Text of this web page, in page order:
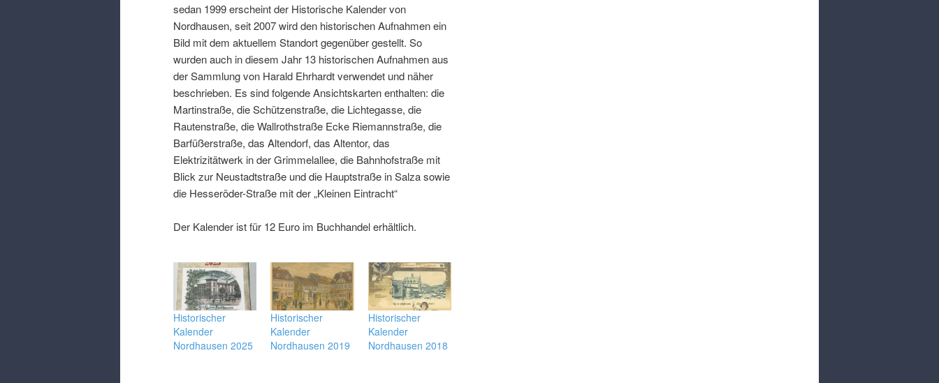
sedan 1999erscheint der Historische Kalender von
Nordhausen, seit2007wird den historischen Aufnahmen ein
Bild mit dem aktuellem Standort gegenüber gestellt. So
wurden auch in diesem Jahr 13 historischen Aufnahmen aus
der Sammlung von Harald Ehrhardt verwendet und näher
beschrieben. Es sind folgende Ansichtskarten enthalten: die
Martinstraße, die Schützenstraße, die Lichtegasse, die
Rautenstraße, die Wallrothstraße Ecke Riemannstraße, die
Barfüßerstraße, das Altendorf, das Altentor, das
Elektrizitätwerk in der Grimmelallee, die Bahnhofstraße mit
Blick zur Neustadtstraße und die Hauptstraße in Salza sowie
die Hesseröder-Straße mit der„Kleinen Eintracht“
Der Kalender ist für 12 Euro im Buchhandel erhältlich.
Historischer
Kalender
Nordhausen 2025
Historischer
Kalender
Nordhausen 2019
Historischer
Kalender
Nordhausen 2018